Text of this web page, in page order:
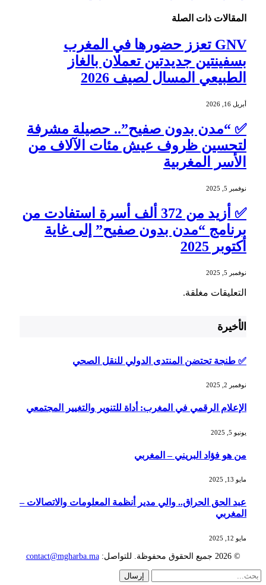
المقالات ذات الصلة
GNV تعزز حضورها في المغرب
بسفينتين جديدتين تعملان بالغاز
الطبيعي المسال لصيف 2026
أبريل 16, 2026
✅ “مدن بدون صفيح”.. حصيلة مشرفة
لتحسين ظروف عيش مئات الآلاف من
الأسر المغربية
نوفمبر 5, 2025
✅ أزيد من 372 ألف أسرة استفادت من
برنامج “مدن بدون صفيح” إلى غاية
أكتوبر 2025
نوفمبر 5, 2025
التعليقات مغلقة.
الأخيرة
✅ طنجة تحتضن المنتدى الدولي للنقل الصحي
نوفمبر 2, 2025
الإعلام الرقمي في المغرب: أداة للتنوير والتغيير المجتمعي
يونيو 5, 2025
من هو فؤاد البريني – المغربي
مايو 13, 2025
عبد الحق الحراق.. والي مدير أنظمة المعلومات والاتصالات –
المغربي
مايو 12, 2025
© 2026 جميع الحقوق محفوظة. للتواصل: contact@mgharba.ma
إرسال